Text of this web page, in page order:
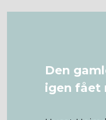
Den
igen fået